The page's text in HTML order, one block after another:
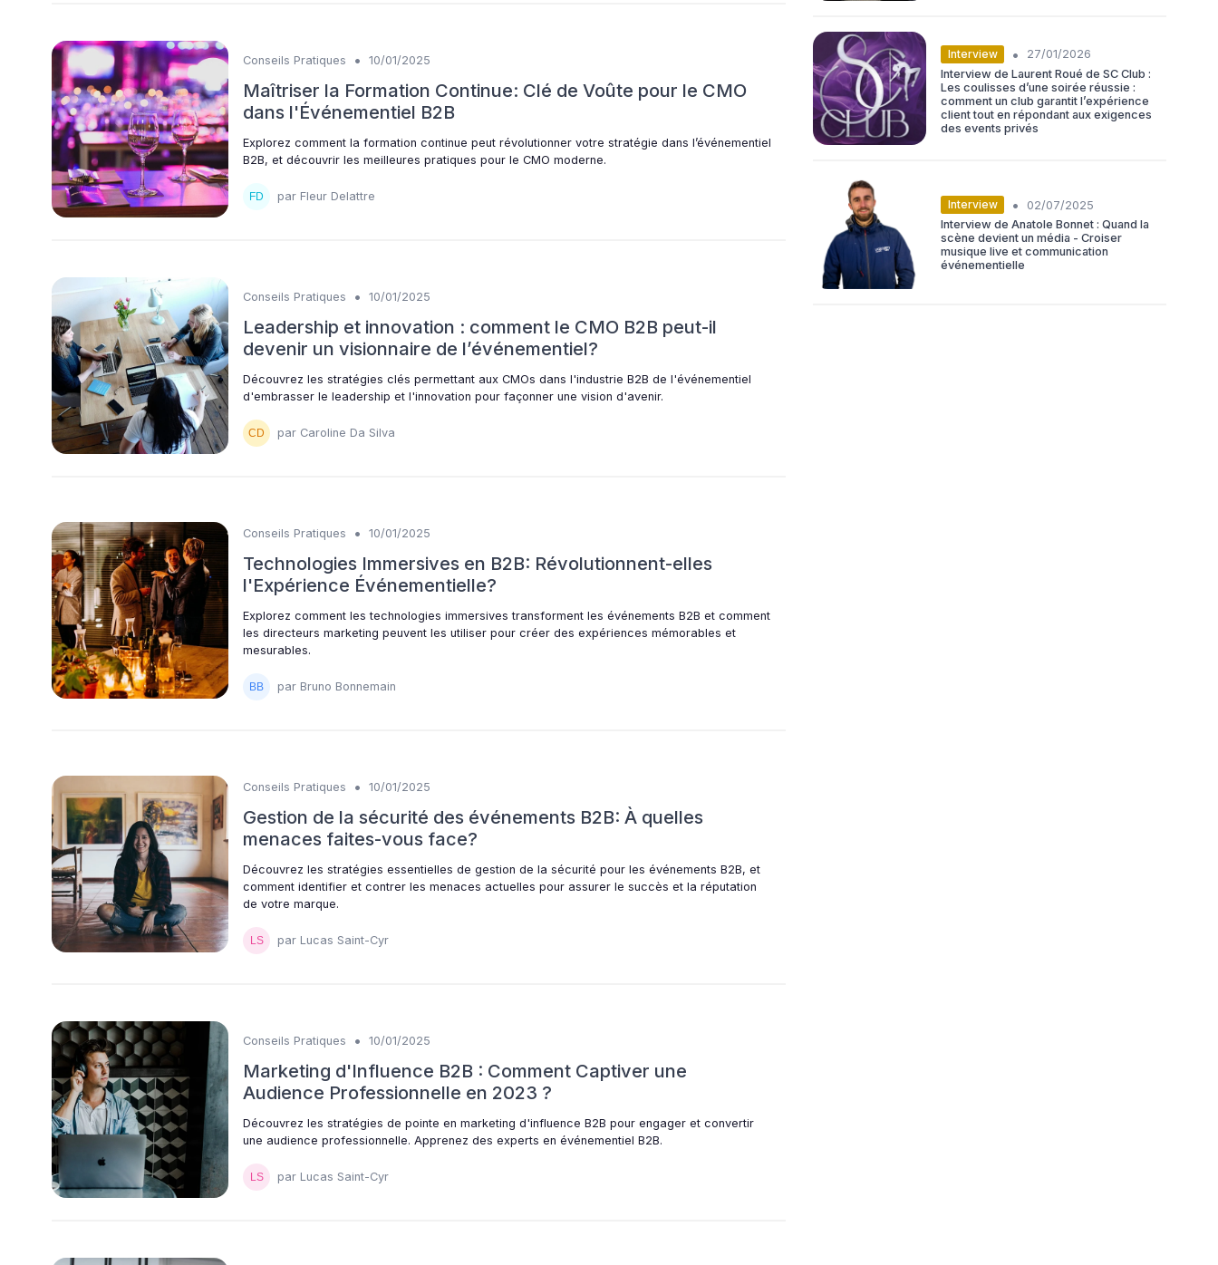
Conseils Pratiques • 10/01/2025
Maîtriser la Formation Continue: Clé de Voûte pour le CMO
dans l'Événementiel B2B
Explorez comment la formation continue peut révolutionner votre stratégie dans l’événementiel
B2B, et découvrir les meilleures pratiques pour le CMO moderne.
par Fleur Delattre
Conseils Pratiques • 10/01/2025
Leadership et innovation : comment le CMO B2B peut-il
devenir un visionnaire de l’événementiel?
Découvrez les stratégies clés permettant aux CMOs dans l'industrie B2B de l'événementiel
d'embrasser le leadership et l'innovation pour façonner une vision d'avenir.
par Caroline Da Silva
Conseils Pratiques • 10/01/2025
Technologies Immersives en B2B: Révolutionnent-elles
l'Expérience Événementielle?
Explorez comment les technologies immersives transforment les événements B2B et comment
les directeurs marketing peuvent les utiliser pour créer des expériences mémorables et
mesurables.
par Bruno Bonnemain
Conseils Pratiques • 10/01/2025
Gestion de la sécurité des événements B2B: À quelles
menaces faites-vous face?
Découvrez les stratégies essentielles de gestion de la sécurité pour les événements B2B, et
comment identifier et contrer les menaces actuelles pour assurer le succès et la réputation
de votre marque.
par Lucas Saint-Cyr
Conseils Pratiques • 10/01/2025
Marketing d'Influence B2B : Comment Captiver une
Audience Professionnelle en 2023 ?
Découvrez les stratégies de pointe en marketing d'influence B2B pour engager et convertir
une audience professionnelle. Apprenez des experts en événementiel B2B.
par Lucas Saint-Cyr
Interview •
27/01/2026
Interview de Laurent Roué de SC Club :
Les coulisses d’une soirée réussie :
comment un club garantit l’expérience
client tout en répondant aux exigences
des events privés
Interview •
02/07/2025
Interview de Anatole Bonnet : Quand la
scène devient un média - Croiser
musique live et communication
événementielle